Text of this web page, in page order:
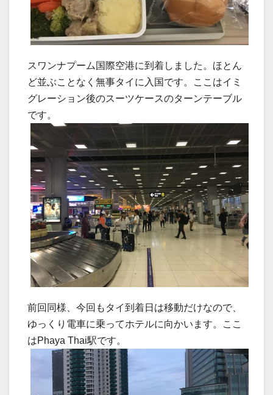
スワンナプーム国際空港に到着しました。ほとん
ど並ぶことなく無事タイに入国です。ここはイミ
グレーション後のスーツケースのターンテーブル
です。
前回同様、今回もタイ到着日は移動だけなので、
ゆっくり電車に乗ってホテルに向かいます。ここ
はPhaya Thai駅です。